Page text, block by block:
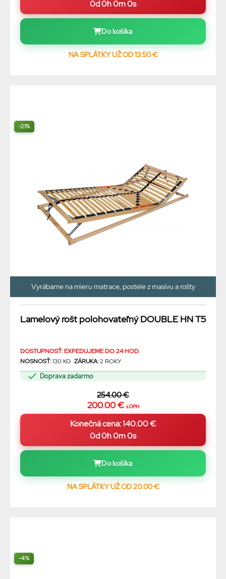
0d 0h 0m 0s
Do košíka
NA SPLÁTKY UŽ OD 13.50 €
-21%
Vyrábame na mieru matrace, postele z masívu a rošty
Lamelový rošt polohovateľný DOUBLE HN T5
DOSTUPNOSŤ: EXPEDUJEME DO 24 HOD.
NOSNOSŤ:130 KG ZÁRUKA:2 ROKY
Doprava zadarmo
254.00 €
200.00 € s DPH
0d 0h 0m 0s
Do košíka
NA SPLÁTKY UŽ OD 20.00 €
-4%